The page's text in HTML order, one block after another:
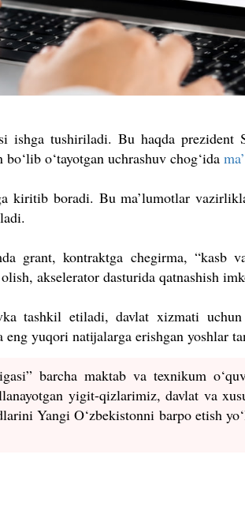
ishga tushiriladi. Bu haqda
o‘tayotgan uchrashuv chog‘ida
kiritib boradi. Bu ma’lumotlar
grant, kontraktga chegirma, “kasb
akselerator dasturida qatnashish
tashkil etiladi, davlat xizmati
yuqori natijalarga erishgan yoshlar
barcha maktab va texnikum
yigit-qizlarimiz, davlat va
Yangi O‘zbekistonni barpo etish